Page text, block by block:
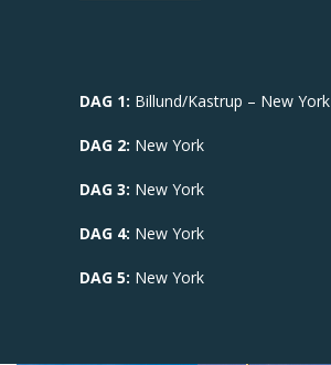
DAG 1: Billund/Kastrup – New York
DAG 2: New York
DAG 3: New York
DAG 4: New York
DAG 5: New York